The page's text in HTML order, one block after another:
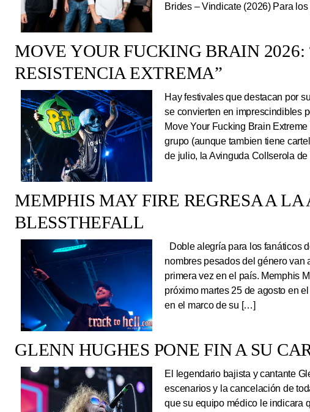
Brides – Vindicate (2026) Para
MOVE YOUR FUCKING BRAIN 2026:
RESISTENCIA EXTREMA”
Hay festivales que destacan por
se convierten en imprescindibles
Move Your Fucking Brain
grupo (aunque tambien tiene
de julio, la Avinguda Collserola
MEMPHIS MAY FIRE REGRESA A
BLESSTHEFALL
Doble alegría para los fanáticos
nombres pesados del género van
primera vez en el país. Memphis
próximo martes 25 de agosto en
en el marco de su […]
GLENN HUGHES PONE FIN A SU
El legendario bajista y cantante
escenarios y la cancelación de
que su equipo médico le indicara